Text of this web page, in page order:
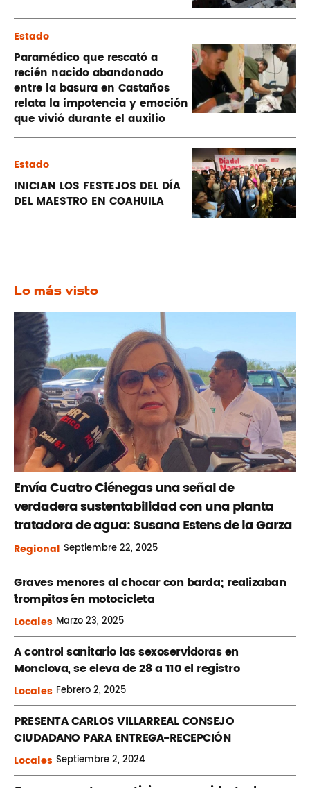
Estado
Paramédico que rescató a
recién nacido abandonado
entre la basura en Castaños
relata la impotencia y emoción
que vivió durante el auxilio
Estado
INICIAN LOS FESTEJOS DEL DÍA
DEL MAESTRO EN COAHUILA
Lo más visto
Envía Cuatro Ciénegas una señal de
verdadera sustentabilidad con una planta
tratadora de agua: Susana Estens de la Garza
Regional Septiembre22, 2025
Graves menores al chocar con barda; realizaban
´trompitos ´en motocicleta
Locales Marzo23, 2025
A control sanitario las sexoservidoras en
Monclova, se eleva de 28 a 110 el registro
Locales Febrero2, 2025
PRESENTA CARLOS VILLARREAL CONSEJO
CIUDADANO PARA ENTREGA-RECEPCIÓN
Locales Septiembre2, 2024